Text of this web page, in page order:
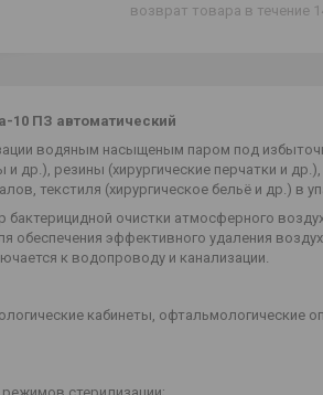
возврат товара в течение
10 ПЗ автоматический
водяным насыщеным паром под
и др.), резины (хирургические перчатки и
текстиля (хирургическое бельё и др.) в
бактерицидной очистки атмосферного
обеспечения эффективного удаления
к водопроводу и канализации.
кабинеты, офтальмологические